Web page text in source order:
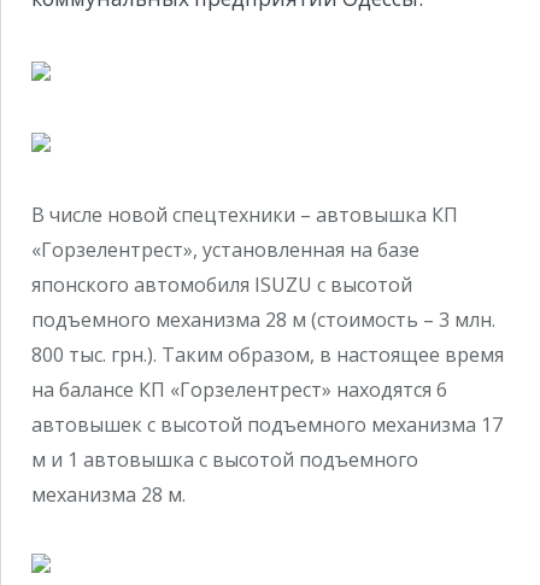
В числе новой спецтехники – автовышка КП
«Горзелентрест», установленная на базе
японского автомобиля ISUZU с высотой
подъемного механизма 28 м (стоимость – 3 млн.
800 тыс. грн.). Таким образом, в настоящее время
на балансе КП «Горзелентрест» находятся 6
автовышек с высотой подъемного механизма 17
м и 1 автовышка с высотой подъемного
механизма 28 м.